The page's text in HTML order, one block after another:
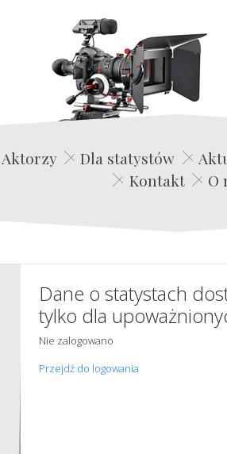
Aktorzy Dla statystów
Kontakt
O
Dane o statystach
tylko dla
Nie zalogowano
Przejdź do logowania